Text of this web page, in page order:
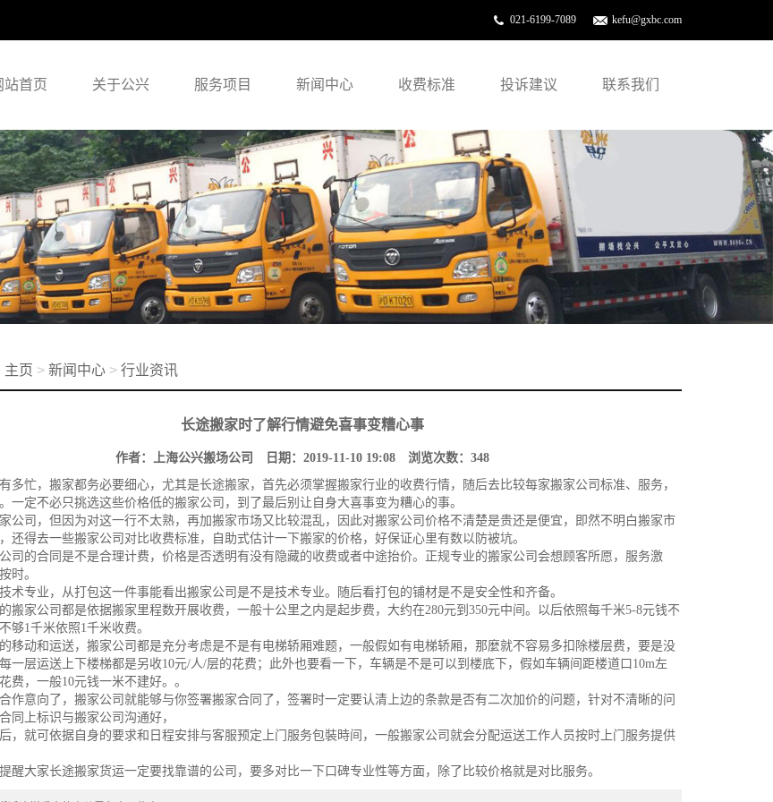
021-6199-7089 kefu@gxbc.com
站首页 关于公兴 服务项目 新闻中心 收费标准 投诉建议 联系我们
主页 > 新闻中心> 行业资讯
长途搬家时了解行情避免喜事变糟心事
作者：上海公兴搬场公司 日期：2019-11-10 19:08 浏览次数：348
多忙，搬家都务必要细心，尤其是长途搬家，首先必须掌握搬家行业的收费行情，随后去比较每家搬家公司标准、服务，
一定不必只挑选这些价格低的搬家公司，到了最后别让自身大喜事变为糟心的事。
公司，但因为对这一行不太熟，再加搬家市场又比较混乱，因此对搬家公司价格不清楚是贵还是便宜，即然不明白搬家市
还得去一些搬家公司对比收费标准，自助式估计一下搬家的价格，好保证心里有数以防被坑。
司的合同是不是合理计费，价格是否透明有没有隐藏的收费或者中途抬价。正规专业的搬家公司会想顾客所愿，服务激
时。
术专业，从打包这一件事能看出搬家公司是不是技术专业。随后看打包的铺材是不是安全性和齐备。
搬家公司都是依据搬家里程数开展收费，一般十公里之内是起步费，大约在280元到350元中间。以后依照每千米5-8元钱不
够1千米依照1千米收费。
移动和运送，搬家公司都是充分考虑是不是有电梯轿厢难题，一般假如有电梯轿厢，那麼就不容易多扣除楼层费，要是没
一层运送上下楼梯都是另收10元/人/层的花费；此外也要看一下，车辆是不是可以到楼底下，假如车辆间距楼道口10m左
费，一般10元钱一米不建好。。
作意向了，搬家公司就能够与你签署搬家合同了，签署时一定要认清上边的条款是否有二次加价的问题，针对不清晰的问
同上标识与搬家公司沟通好，
，就可依据自身的要求和日程安排与客服预定上门服务包裝時间，一般搬家公司就会分配运送工作人员按时上门服务提供
提醒大家长途搬家货运一定要找靠谱的公司，要多对比一下口碑专业性等方面，除了比较价格就是对比服务。